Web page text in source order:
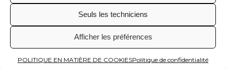
Seuls les techniciens
Afficher les préférences
POLITIQUE EN MATIÈRE DE COOKIESPolitique de confidentialité